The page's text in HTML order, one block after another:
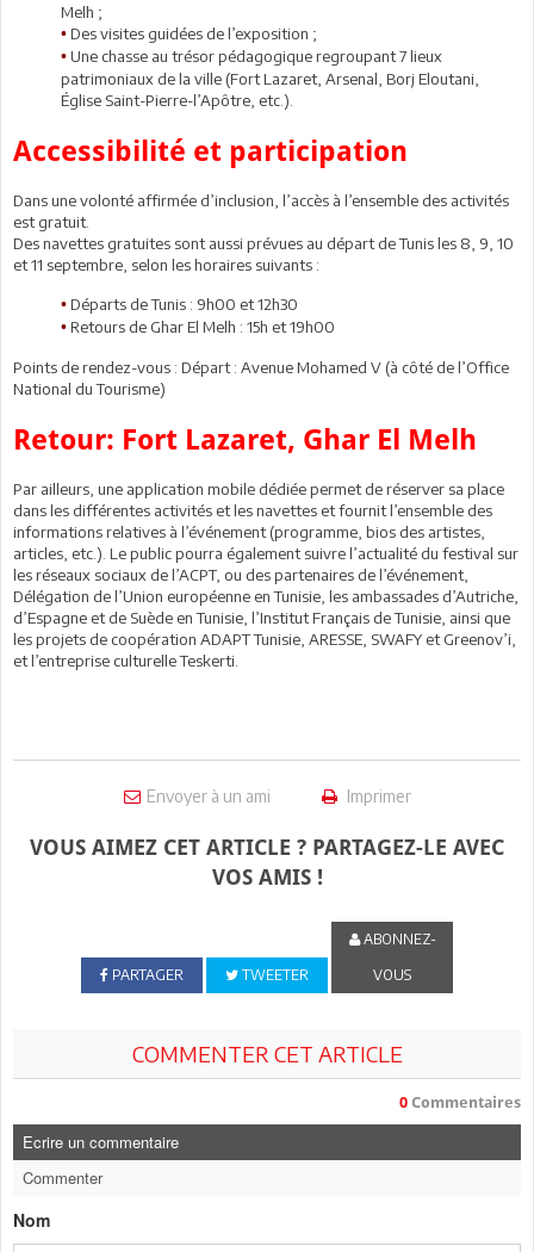
Melh ;
• Des visites guidées de l’exposition ;
• Une chasse au trésor pédagogique regroupant 7 lieux
patrimoniaux de la ville (Fort Lazaret, Arsenal, Borj Eloutani,
Église Saint-Pierre-l’Apôtre, etc.).
Accessibilité et participation
Dans une volonté affirmée d’inclusion, l’accès à l’ensemble des activités
est gratuit.
Des navettes gratuites sont aussi prévues au départ de Tunis les 8, 9, 10
et 11 septembre, selon les horaires suivants :
• Départs de Tunis : 9h00 et 12h30
• Retours de Ghar El Melh : 15h et 19h00
Points de rendez-vous : Départ : Avenue Mohamed V (à côté de l’Office
National du Tourisme)
Retour: Fort Lazaret, Ghar El Melh
Par ailleurs, une application mobile dédiée permet de réserver sa place
dans les différentes activités et les navettes et fournit l’ensemble des
informations relatives à l’événement (programme, bios des artistes,
articles, etc.). Le public pourra également suivre l’actualité du festival sur
les réseaux sociaux de l’ACPT, ou des partenaires de l’événement,
Délégation de l’Union européenne en Tunisie, les ambassades d’Autriche,
d’Espagne et de Suède en Tunisie, l’Institut Français de Tunisie, ainsi que
les projets de coopération ADAPT Tunisie, ARESSE, SWAFY et Greenov’i,
et l’entreprise culturelle Teskerti.
Envoyer à un ami Imprimer
VOUS AIMEZ CET ARTICLE ? PARTAGEZ-LE AVEC
VOS AMIS !
PARTAGER TWEETER
ABONNEZ-
VOUS
COMMENTER CET ARTICLE
0 Commentaires
Ecrire un commentaire
Commenter
Nom